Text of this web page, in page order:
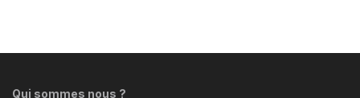
Qui sommes nous ?